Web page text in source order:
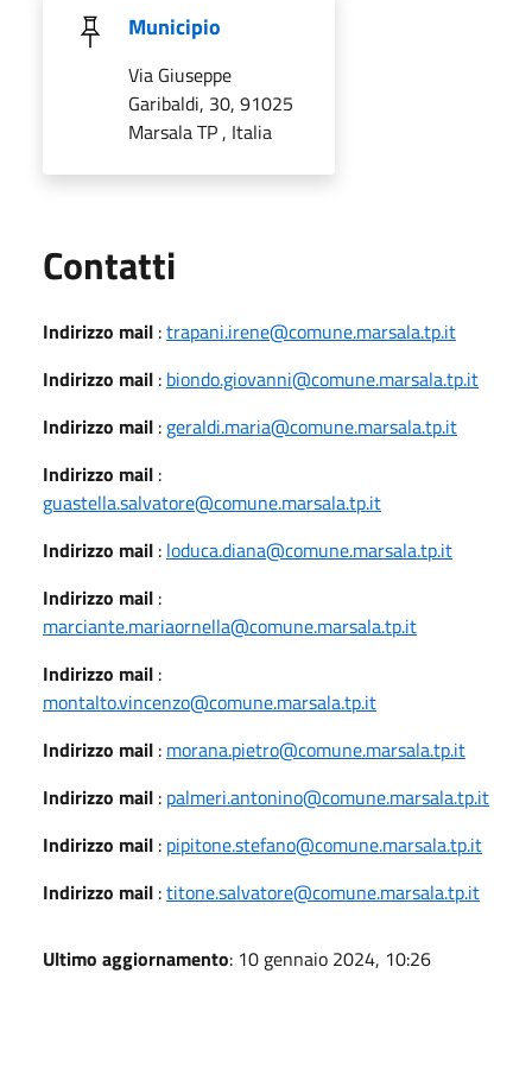
Municipio
Via Giuseppe
Garibaldi, 30, 91025
Marsala TP , Italia
Contatti
Indirizzo mail :trapani.irene@comune.marsala.tp.it
Indirizzo mail : biondo.giovanni@comune.marsala.tp.it
Indirizzo mail : geraldi.maria@comune.marsala.tp.it
Indirizzo mail :
guastella.salvatore@comune.marsala.tp.it
Indirizzo mail : loduca.diana@comune.marsala.tp.it
Indirizzo mail :
marciante.mariaornella@comune.marsala.tp.it
Indirizzo mail :
montalto.vincenzo@comune.marsala.tp.it
Indirizzo mail : morana.pietro@comune.marsala.tp.it
Indirizzo mail : palmeri.antonino@comune.marsala.tp.it
Indirizzo mail : pipitone.stefano@comune.marsala.tp.it
Indirizzo mail :titone.salvatore@comune.marsala.tp.it
Ultimo aggiornamento: 10 gennaio 2024, 10:26